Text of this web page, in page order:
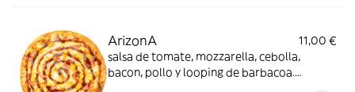
ArizonA
11,00 €
salsa de tomate, mozzarella, cebolla,
bacon, pollo y looping de barbacoa.